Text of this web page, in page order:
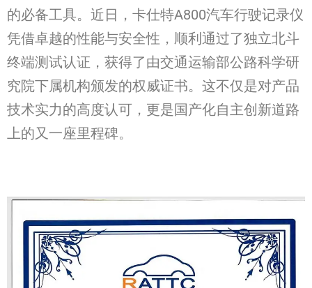
的必备工具。近日，卡仕特A800汽车行驶记录仪
凭借卓越的性能与安全性，顺利通过了独立北斗
终端测试认证，获得了由交通运输部公路科学研
究院下属机构颁发的权威证书。这不仅是对产品
技术实力的高度认可，更是国产化自主创新道路
上的又一座里程碑。